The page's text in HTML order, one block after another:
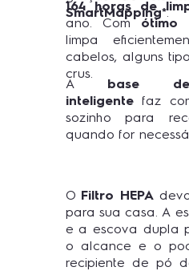
SmartMapping*.
164 horas de
ano. Com ótimo
limpa
cabelos, alguns
crus.
A base de
inteligentefaz
sozinho para
quando for
O Filtro HEPA
para sua casa. A
e a escova dupla
o alcance e o
recipiente de pó